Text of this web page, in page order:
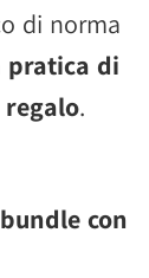
di norma
di
.
con